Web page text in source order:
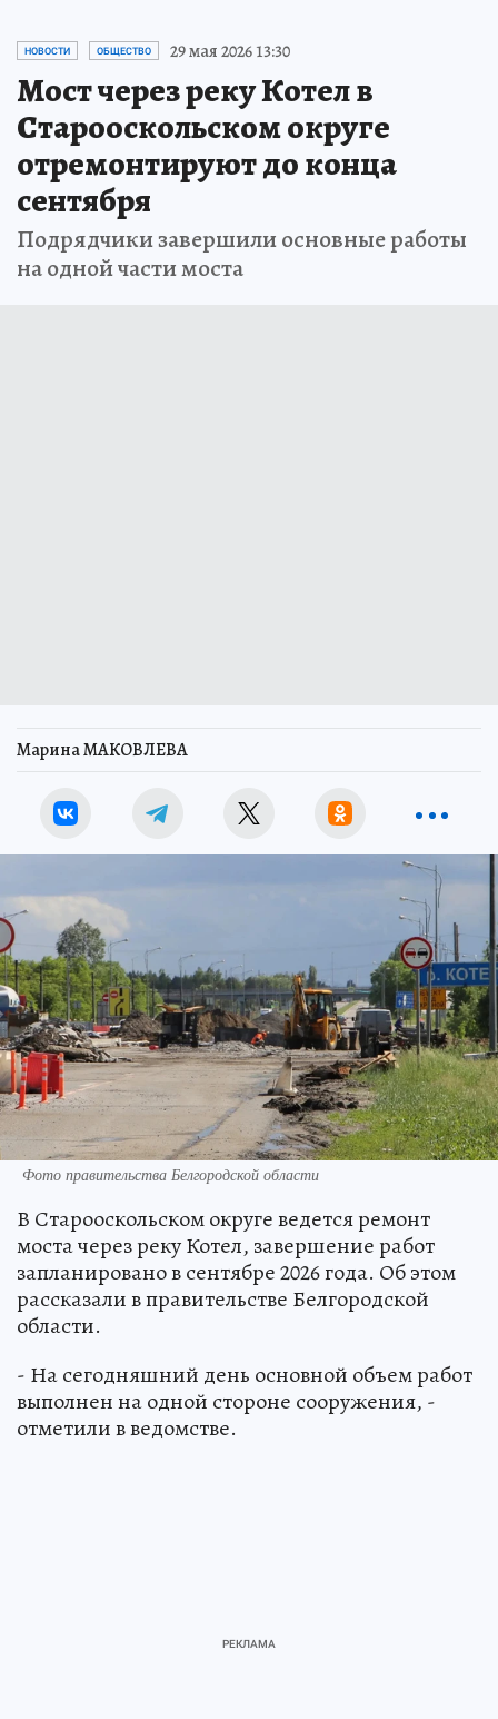
НОВОСТИ ОБЩЕСТВО 29 мая 2026 13:30
Мост через реку Котел в
Старооскольском округе
отремонтируют до конца
сентября
Подрядчики завершили основные работы
на одной части моста
Марина МАКОВЛЕВА
Фото правительства Белгородской области
В Старооскольском округе ведется ремонт
моста через реку Котел, завершение работ
запланировано в сентябре 2026 года. Об этом
рассказали в правительстве Белгородской
области.
- На сегодняшний день основной объем работ
выполнен на одной стороне сооружения, -
отметили в ведомстве.